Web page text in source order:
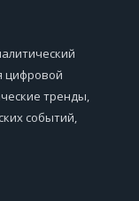
цифровой
тренды,
событий,